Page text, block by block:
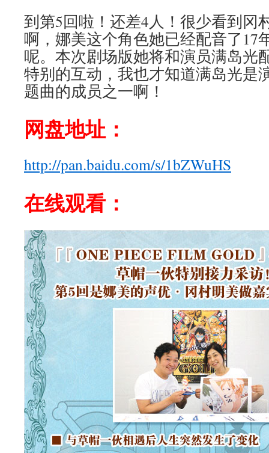
到第5回啦！还差4人！很少看到冈
啊，娜美这个角色她已经配音了17
呢。本次剧场版她将和演员满岛光
特别的互动，我也才知道满岛光是
题曲的成员之一啊！
网盘地址：
http://pan.baidu.com/s/1bZWuHS
在线观看 ：